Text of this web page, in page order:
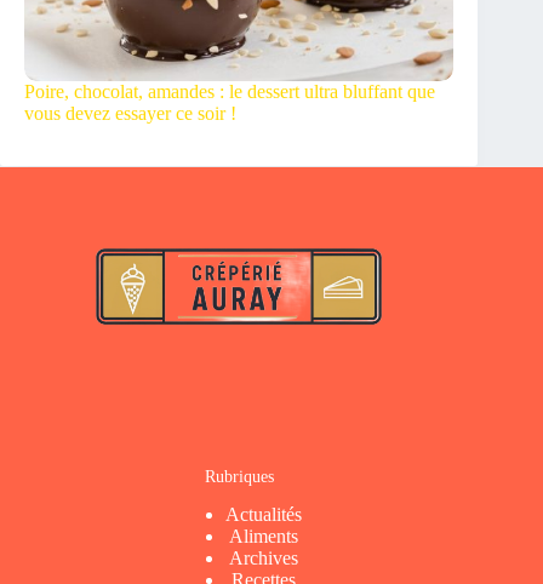
Poire, chocolat, amandes : le dessert ultra bluffant que
vous devez essayer ce soir !
Rubriques
Actualités
Aliments
Archives